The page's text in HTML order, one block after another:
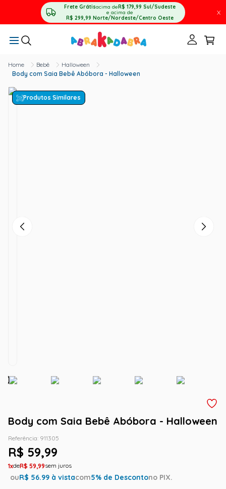
Frete Grátisacima deR$ 179,99 Sul/Sudeste
e acima de
R$ 299,99 Norte/Nordeste/Centro Oeste
X
Bebê
Halloween
Body com Saia Bebê Abóbora - Halloween
Produtos Similares
Body com Saia Bebê Abóbora - Halloween
Referência: 911305
R$ 59,99
1 R$ 59,99
ouR$ 56.99 à vistacom5% de Descontono PIX.